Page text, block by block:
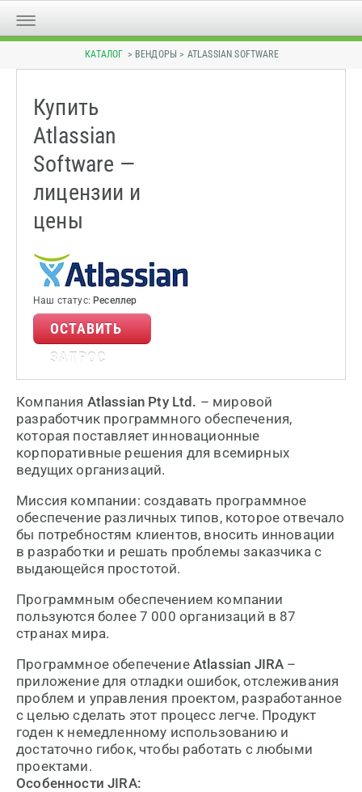
КАТАЛОГ > ВЕНДОРЫ > ATLASSIAN SOFTWARE
Купить
Atlassian
Software —
лицензии и
цены
Наш статус: Реселлер
ОСТАВИТЬ
ЗАПРОС
Компания Atlassian Pty Ltd. – мировой
разработчик программного обеспечения,
которая поставляет инновационные
корпоративные решения для всемирных
ведущих организаций.
Миссия компании: создавать программное
обеспечение различных типов, которое отвечало
бы потребностям клиентов, вносить инновации
в разработки и решать проблемы заказчика с
выдающейся простотой.
Программным обеспечением компании
пользуются более 7 000 организаций в 87
странах мира.
Программное обепечение Atlassian JIRA –
приложение для отладки ошибок, отслеживания
проблем и управления проектом, разработанное
с целью сделать этот процесс легче. Продукт
годен к немедленному использованию и
достаточно гибок, чтобы работать с любыми
проектами.
Особенности JIRA: